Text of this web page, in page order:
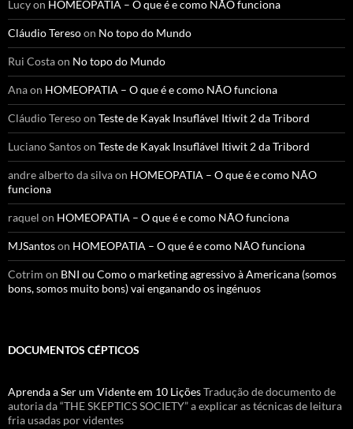
Lucyon HOMEOPATIA – O que é e como NÃO funciona
Cláudio Teresoon No topo do Mundo
Rui Costaon No topo do Mundo
Anaon HOMEOPATIA – O que é e como NÃO funciona
Cláudio Teresoon Teste de Kayak Insuflável Itiwit 2 da Tribord
Luciano Santoson Teste de Kayak Insuflável Itiwit 2 da Tribord
andre alberto da silvaon HOMEOPATIA – O que é e como NÃO
funciona
raquel on HOMEOPATIA – O que é e como NÃO funciona
MJSantoson HOMEOPATIA – O que é e como NÃO funciona
Cotrim on BNI ou Como o marketing agressivo à Americana (somos
bons, somos muito bons) vai enganando os ingénuos
DOCUMENTOS CÉPTICOS
Aprenda a Ser um Vidente em 10 LiçõesTradução de documento de
autoria da “THE SKEPTICS SOCIETY” a explicar as técnicas de leitura
fria usadas por videntes